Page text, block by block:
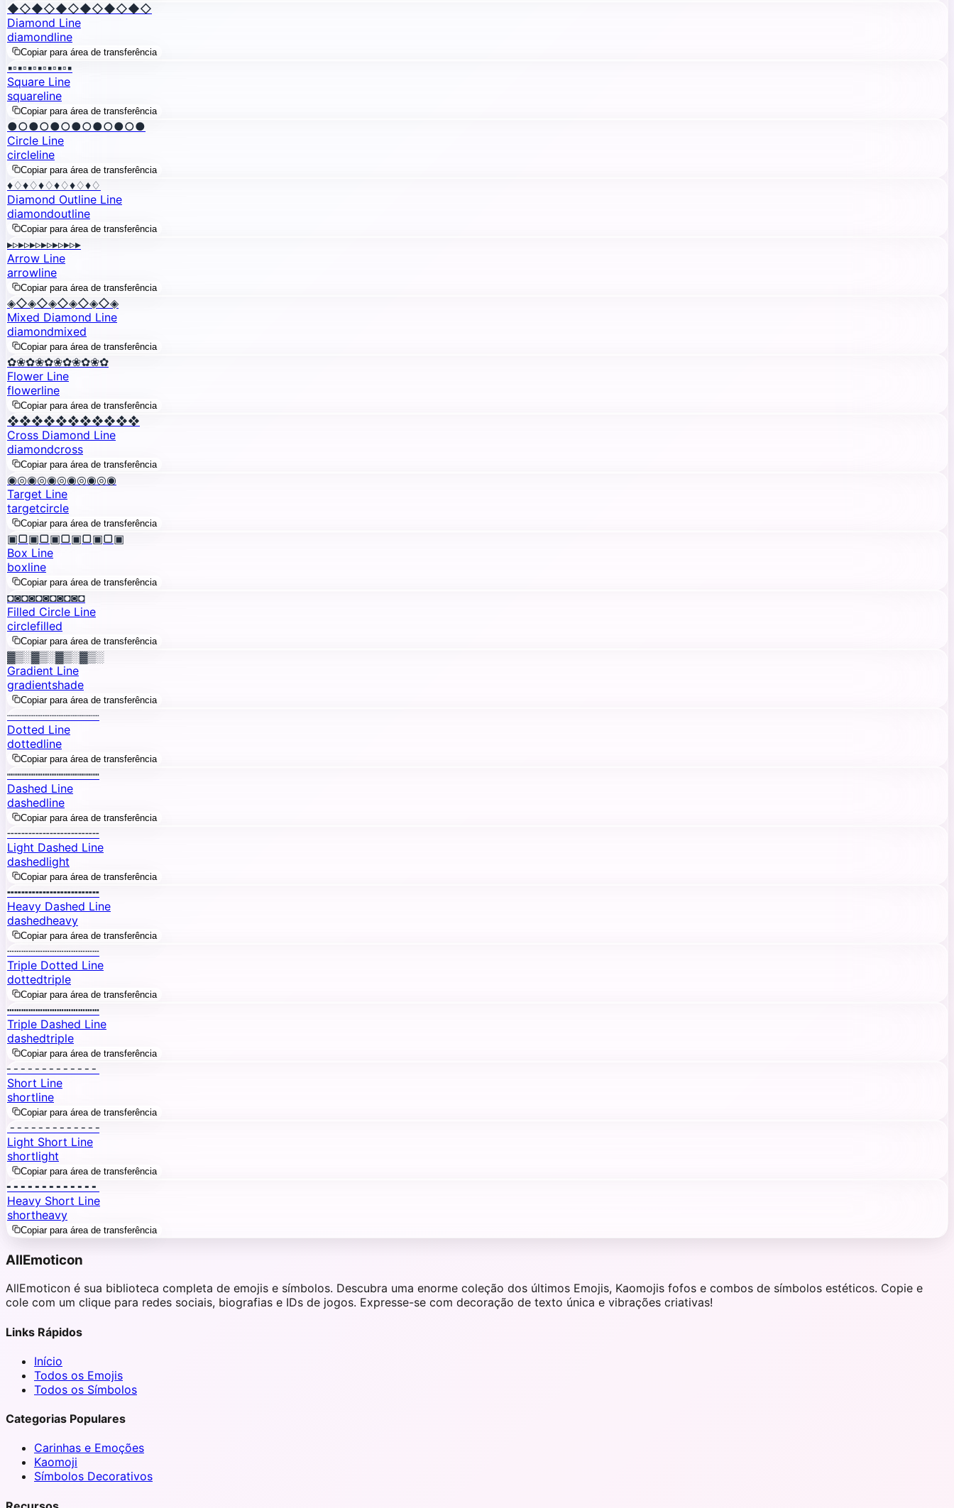
◆◇◆◇◆◇◆◇◆◇◆◇
Diamond Line
diamondline
Copiar para área de transferência
▪▫▪▫▪▫▪▫▪▫▪▫▪
Square Line
squareline
Copiar para área de transferência
●○●○●○●○●○●○●
Circle Line
circleline
Copiar para área de transferência
♦♢♦♢♦♢♦♢♦♢♦♢
Diamond Outline Line
diamondoutline
Copiar para área de transferência
▸▹▸▹▸▹▸▹▸▹▸▹▸
Arrow Line
arrowline
Copiar para área de transferência
◈◇◈◇◈◇◈◇◈◇◈
Mixed Diamond Line
diamondmixed
Copiar para área de transferência
✿❀✿❀✿❀✿❀✿❀✿
Flower Line
flowerline
Copiar para área de transferência
❖❖❖❖❖❖❖❖❖❖❖
Cross Diamond Line
diamondcross
Copiar para área de transferência
◉◎◉◎◉◎◉◎◉◎◉
Target Line
targetcircle
Copiar para área de transferência
▣▢▣▢▣▢▣▢▣▢▣
Box Line
boxline
Copiar para área de transferência
◘◙◘◙◘◙◘◙◘◙◘
Filled Circle Line
circlefilled
Copiar para área de transferência
▓▒░▓▒░▓▒░▓▒░
Gradient Line
gradientshade
Copiar para área de transferência
┈┈┈┈┈┈┈┈┈┈┈┈┈
Dotted Line
dottedline
Copiar para área de transferência
┉┉┉┉┉┉┉┉┉┉┉┉┉
Dashed Line
dashedline
Copiar para área de transferência
╌╌╌╌╌╌╌╌╌╌╌╌╌
Light Dashed Line
dashedlight
Copiar para área de transferência
╍╍╍╍╍╍╍╍╍╍╍╍╍
Heavy Dashed Line
dashedheavy
Copiar para área de transferência
┄┄┄┄┄┄┄┄┄┄┄┄┄
Triple Dotted Line
dottedtriple
Copiar para área de transferência
┅┅┅┅┅┅┅┅┅┅┅┅┅
Triple Dashed Line
dashedtriple
Copiar para área de transferência
╴╴╴╴╴╴╴╴╴╴╴╴╴
Short Line
shortline
Copiar para área de transferência
╶╶╶╶╶╶╶╶╶╶╶╶╶
Light Short Line
shortlight
Copiar para área de transferência
╸╸╸╸╸╸╸╸╸╸╸╸╸
Heavy Short Line
shortheavy
Copiar para área de transferência
AllEmoticon
AllEmoticon é sua biblioteca completa de emojis e símbolos. Descubra uma enorme coleção dos últimos Emojis, Kaomojis fofos e combos de símbolos estéticos. Copie e
cole com um clique para redes sociais, biografias e IDs de jogos. Expresse-se com decoração de texto única e vibrações criativas!
Links Rápidos
Início
Todos os Emojis
Todos os Símbolos
Categorias Populares
Carinhas e Emoções
Kaomoji
Símbolos Decorativos